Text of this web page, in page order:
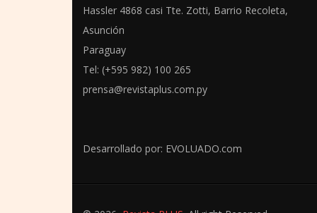
Hassler 4868 casi Tte. Zotti, Barrio Recoleta,
Asunción
Paraguay
Tel: (+595 982) 100 265
prensa@revistaplus.com.py
Desarrollado por: EVOLUADO.com